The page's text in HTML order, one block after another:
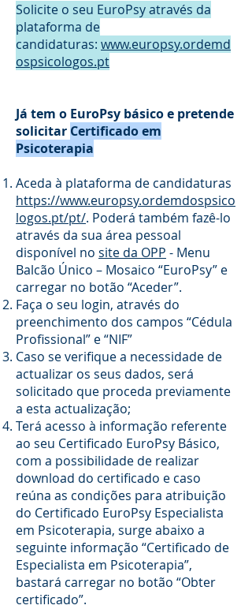
Solicite o seu EuroPsy através da
plataforma de
candidaturas: www.europsy.ordemd
ospsicologos.pt
Já tem o EuroPsy básico e pretende
solicitar Certificado em
Psicoterapia
Aceda à plataforma de candidaturas
https://www.europsy.ordemdospsico
logos.pt/pt/. Poderá também fazê-lo
através da sua área pessoal
disponível no site da OPP - Menu
Balcão Único – Mosaico “EuroPsy” e
carregar no botão “Aceder”.
Faça o seu login, através do
preenchimento dos campos “Cédula
Profissional” e “NIF”
Caso se verifique a necessidade de
actualizar os seus dados, será
solicitado que proceda previamente
a esta actualização;
Terá acesso à informação referente
ao seu Certificado EuroPsy Básico,
com a possibilidade de realizar
download do certificado e caso
reúna as condições para atribuição
do Certificado EuroPsy Especialista
em Psicoterapia, surge abaixo a
seguinte informação “Certificado de
Especialista em Psicoterapia”,
bastará carregar no botão “Obter
certificado”.